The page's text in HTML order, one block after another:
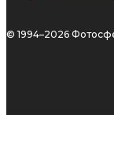
© 1994–2026